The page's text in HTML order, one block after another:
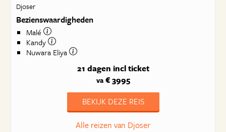
Djoser
Bezienswaardigheden
Malé
Kandy
Nuwara Eliya
21 dagen incl ticket
va€ 3995
BEKIJK DEZE REIS
Alle reizen van Djoser